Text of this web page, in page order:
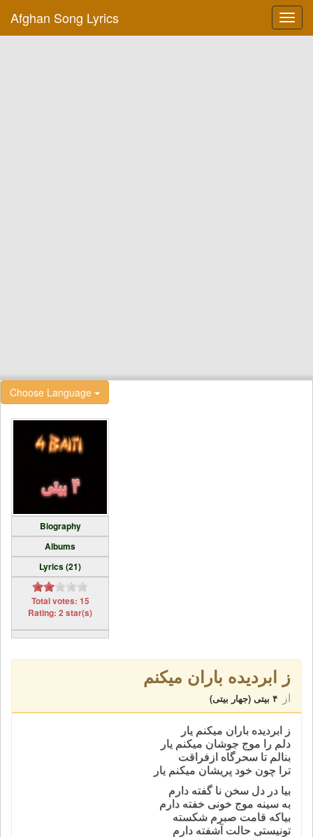
Afghan Song Lyrics
Choose Language
Biography
Albums
Lyrics (21)
Total votes: 15
Rating: 2 star(s)
ز ابردیده باران میکنم
از ۴ بیتی (جهار بیتی)
ز ابردیده باران میکنم یار
دلم را موج جوشان میکنم یار
بنالم تا سحرگاه ازفراقت
ترا چون خود پریشان میکنم یار
بیا در دل سخن نا گفته دارم
به سینه موج خونی خفته دارم
بیاکه قامت صبرم شکسته
تونیستی حالت آشفته دارم